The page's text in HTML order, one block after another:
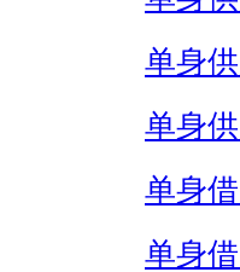
单身
单身
单身
单身